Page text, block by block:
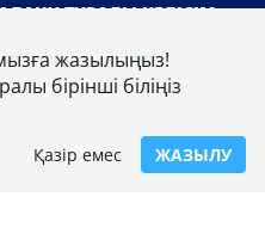
ТУРАЛЫ КЕЛІСІМ
ЖОБАЛАР
Медиахолдингі
жазылыңыз!
бірінші біліңіз
ЖАЗЫЛУ
Қазір емес